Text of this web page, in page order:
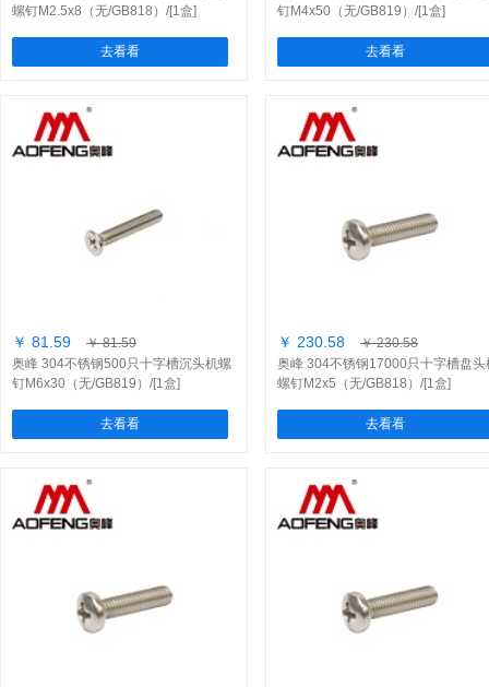
螺钉M2.5x8（无/GB818）/[1盒]
去看看
钉M4x50（无/GB819）/[1盒]
去看看
￥ 81.59
￥ 81.59
奥峰 304不锈钢500只十字槽沉头机螺
钉M6x30（无/GB819）/[1盒]
去看看
￥ 230.58
￥ 230.58
奥峰 304不锈钢17000只十字槽盘头
螺钉M2x5（无/GB818）/[1盒]
去看看